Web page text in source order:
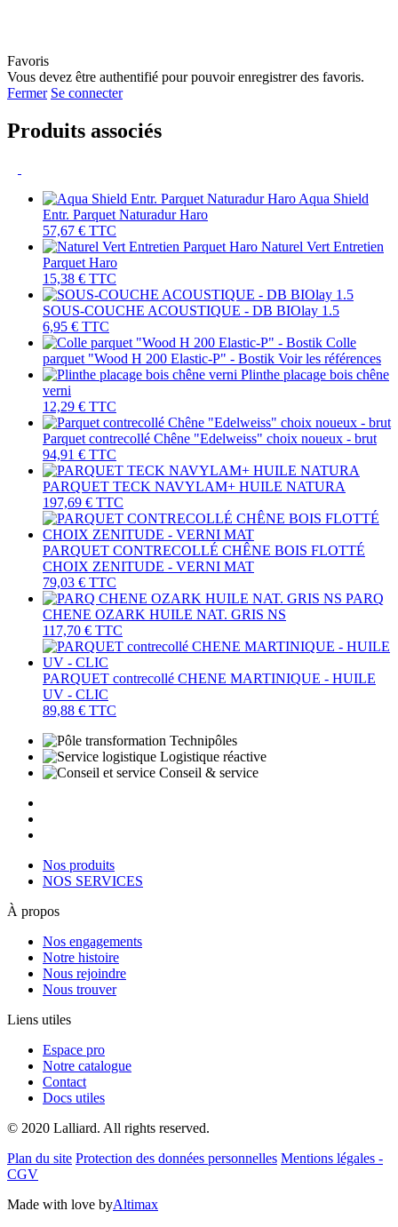
Favoris
Vous devez être authentifié pour pouvoir enregistrer des favoris.
Fermer Se connecter
Produits associés
Aqua Shield
Entr. Parquet Naturadur Haro
57,67 € TTC
Naturel Vert Entretien
Parquet Haro
15,38 € TTC
SOUS-COUCHE ACOUSTIQUE - DB BIOlay 1.5
6,95 € TTC
Colle
parquet "Wood H 200 Elastic-P" - Bostik Voir les références
Plinthe placage bois chêne
verni
12,29 € TTC
Parquet contrecollé Chêne "Edelweiss" choix noueux - brut
94,91 € TTC
PARQUET TECK NAVYLAM+ HUILE NATURA
197,69 € TTC
PARQUET CONTRECOLLÉ CHÊNE BOIS FLOTTÉ
CHOIX ZENITUDE - VERNI MAT
79,03 € TTC
PARQ
CHENE OZARK HUILE NAT. GRIS NS
117,70 € TTC
PARQUET contrecollé CHENE MARTINIQUE - HUILE
UV - CLIC
89,88 € TTC
Technipôles
Logistique réactive
Conseil & service
Nos produits
NOS SERVICES
À propos
Nos engagements
Notre histoire
Nous rejoindre
Nous trouver
Liens utiles
Espace pro
Notre catalogue
Contact
Docs utiles
© 2020 Lalliard. All rights reserved.
Plan du site Protection des données personnelles Mentions légales -
CGV
Made with love byAltimax